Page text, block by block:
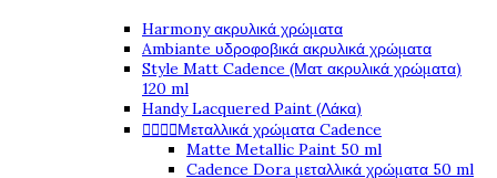
Harmony ακρυλικά χρώματα
Ambiante υδροφοβικά ακρυλικά χρώματα
Style Matt Cadence (Ματ ακρυλικά χρώματα)
120 ml
Handy Lacquered Paint (Λάκα)
Μεταλλικά χρώματα Cadence
Matte Metallic Paint 50 ml
Cadence Dora μεταλλικά χρώματα 50 ml